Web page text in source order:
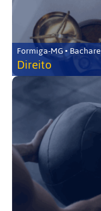
Formiga-MG •
Direito